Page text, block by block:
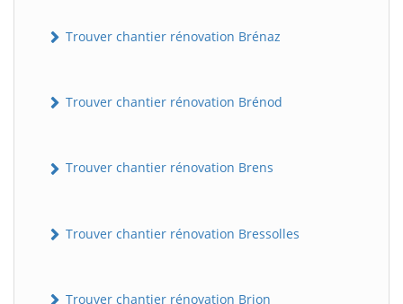
Trouver chantier rénovation Brénaz
Trouver chantier rénovation Brénod
Trouver chantier rénovation Brens
Trouver chantier rénovation Bressolles
Trouver chantier rénovation Brion